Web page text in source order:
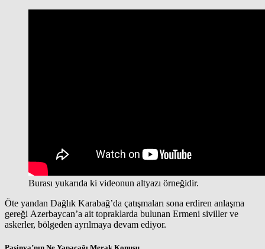
Burası yukarıda ki videonun altyazı örneğidir.
Öte yandan Dağlık Karabağ’da çatışmaları sona erdiren anlaşma
gereği Azerbaycan’a ait topraklarda bulunan Ermeni siviller ve
askerler, bölgeden ayrılmaya devam ediyor.